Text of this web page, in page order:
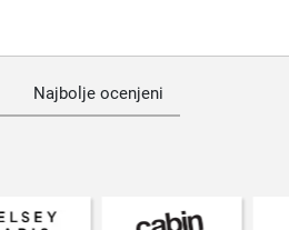
Najbolje ocenjeni